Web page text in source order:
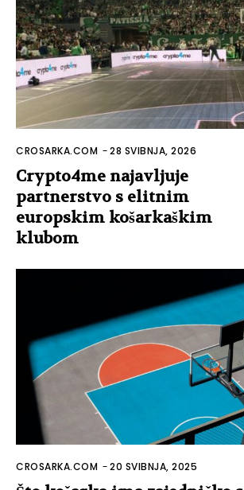
CROSARKA.COM -28 SVIBNJA, 2026
Crypto4me najavljuje
partnerstvo s elitnim
europskim košarkaškim
klubom
CROSARKA.COM -20 SVIBNJA, 2025